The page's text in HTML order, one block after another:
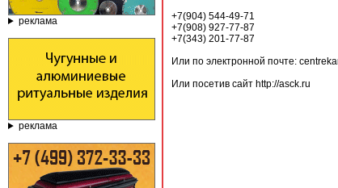
реклама
реклама
+7(904) 544-49-71
+7(908) 927-77-87
+7(343) 201-77-87
Или по электронной почте:
Или посетив сайт http://asck.ru